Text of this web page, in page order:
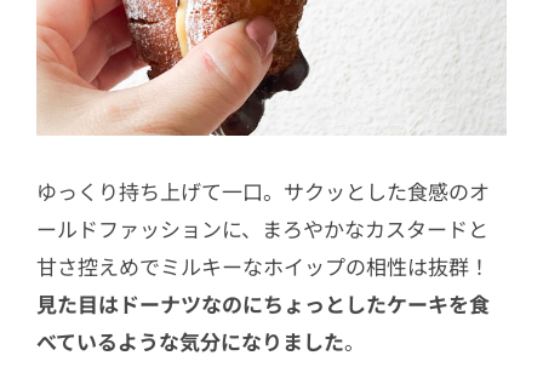
ゆっくり持ち上げて一口。サクッとした食感のオ
ールドファッションに、まろやかなカスタードと
甘さ控えめでミルキーなホイップの相性は抜群！
見た目はドーナツなのにちょっとしたケーキを食
べているような気分になりました。